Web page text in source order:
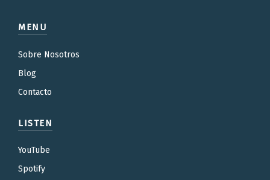
MENU
Sobre Nosotros
Blog
Contacto
LISTEN
YouTube
Spotify